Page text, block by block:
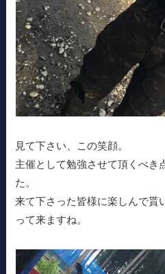
見て下さい、この笑顔。
主催として勉強させて頂くべき
た。
来て下さった皆様に楽しんで貰
って来ますね。